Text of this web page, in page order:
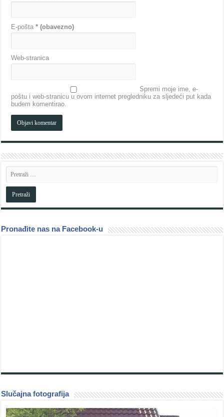
E-pošta* (obavezno)
Web-stranica
Spremi moje ime, e-
poštu i web-stranicu u ovom internet pregledniku za sljedeći put kada
budem komentirao.
Pronađite nas na Facebook-u
Slučajna fotografija